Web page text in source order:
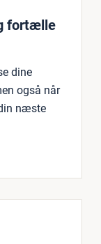
fortælle
dine
også når
næste